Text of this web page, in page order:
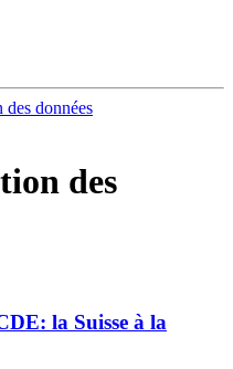
données
des
la Suisse à la